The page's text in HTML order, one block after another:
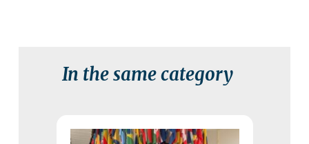
In the same category15 July 2026